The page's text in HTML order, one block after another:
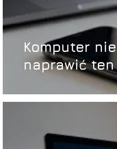
Komputer
naprawić